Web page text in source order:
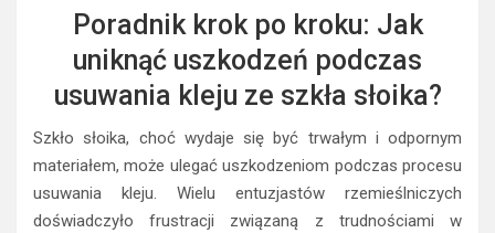
Poradnik krok po kroku: Jak
uniknąć uszkodzeń podczas
usuwania kleju ze szkła słoika?
Szkło słoika, choć wydaje się być trwałym i odpornym
materiałem, może ulegać uszkodzeniom podczas procesu
usuwania kleju. Wielu entuzjastów rzemieślniczych
doświadczyło frustracji związaną z trudnościami w